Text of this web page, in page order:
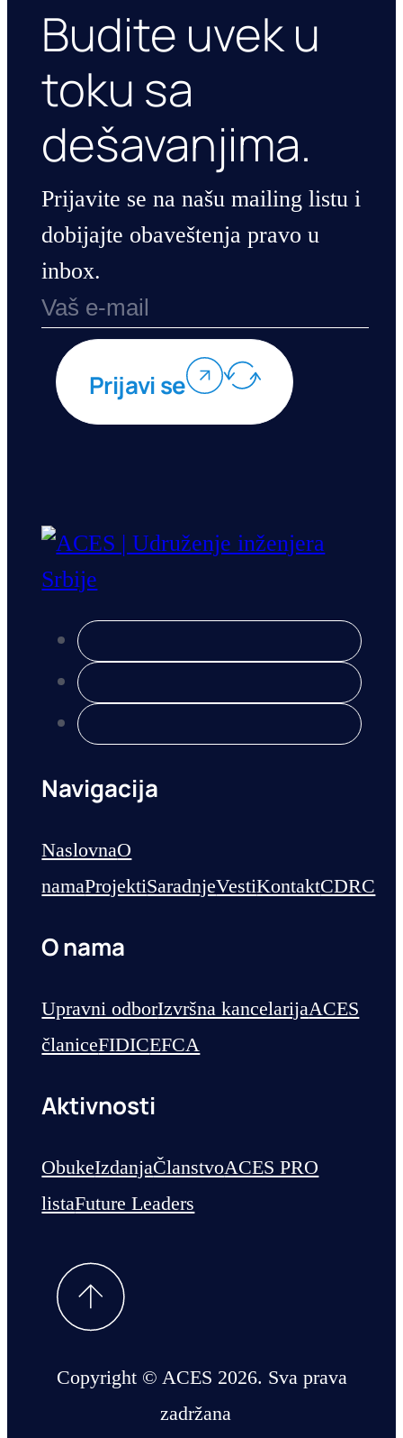
Budite uvek u
toku sa
dešavanjima.
Prijavite se na našu mailing listu i
dobijajte obaveštenja pravo u
inbox.
Prijavi se
Navigacija
NaslovnaO
namaProjektiSaradnjeVestiKontaktCDRC
O nama
Upravni odborIzvršna kancelarijaACES
članiceFIDICEFCA
Aktivnosti
ObukeIzdanjaČlanstvoACES PRO
listaFuture Leaders
Copyright © ACES 2026. Sva prava
zadržana